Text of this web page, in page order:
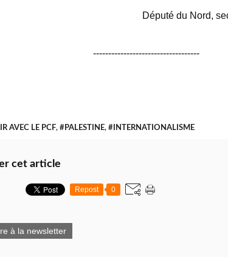
Député du Nord,
-----------------------------------
AVEC LE PCF, #PALESTINE, #INTERNATIONALISME
cet article
Repost 0
à la newsletter